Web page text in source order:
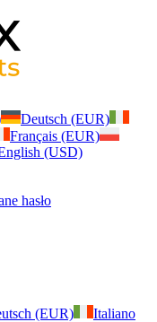
Deutsch (EUR)
Français (EUR)
(USD)
hasło
(EUR)
Italiano